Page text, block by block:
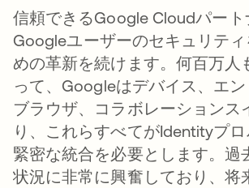
信頼できるGoogle Cloudパート
Googleユーザーのセキュリテ
めの革新を続けます。何百万人
って、Googleはデバイス、エン
ブラウザ、コラボレーションス
り、これらすべてがIdentityプ
緊密な統合を必要とします。過
状況に非常に興奮しており、将